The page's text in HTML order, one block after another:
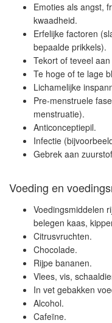
Emoties als angst,
kwaadheid.
Erfelijke factoren
bepaalde prikkels).
Tekort of teveel
Te hoge of te lage
Lichamelijke
Pre-menstruele
menstruatie).
Anticonceptiepil.
Infectie
Gebrek aan
Voeding en
Voedingsmiddelen
belegen kaas,
Citrusvruchten.
Chocolade.
Rijpe bananen.
Vlees, vis,
In vet gebakken
Alcohol.
Cafeïne.